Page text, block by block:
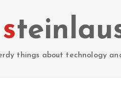
things about technology